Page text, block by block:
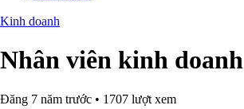
Kinh doanh
Nhân viên kinh doanh
Đăng 7 năm trước • 1707 lượt xem